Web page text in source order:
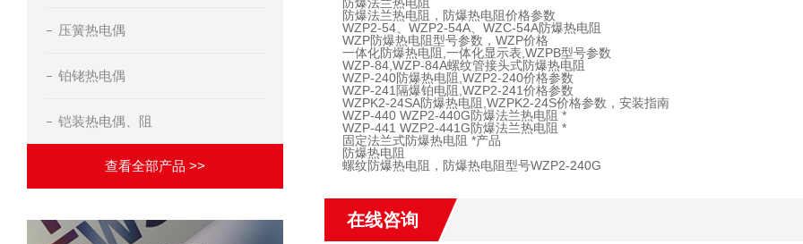
压簧热电偶
铂铑热电偶
铠装热电偶、阻
查看全部产品 >>
防爆法兰热电阻，防爆热电阻价格参数
WZP2-54、WZP2-54A、WZC-54A防爆热电阻
WZP防爆热电阻型号参数，WZP价格
一体化防爆热电阻,一体化显示表,WZPB型号参数
WZP-84,WZP-84A螺纹管接头式防爆热电阻
WZP-240防爆热电阻,WZP2-240价格参数
WZP-241隔爆铂电阻,WZP2-241价格参数
WZPK2-24SA防爆热电阻,WZPK2-24S价格参数，安装指南
WZP-440 WZP2-440G防爆法兰热电阻 *
WZP-441 WZP2-441G防爆法兰热电阻 *
固定法兰式防爆热电阻 *产品
防爆热电阻
螺纹防爆热电阻，防爆热电阻型号WZP2-240G
在线咨询